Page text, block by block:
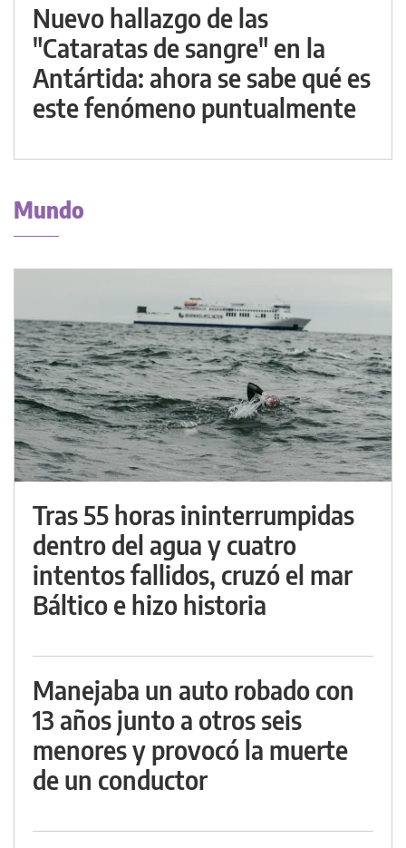
Nuevo hallazgo de las
"Cataratas de sangre" en la
Antártida: ahora se sabe qué es
este fenómeno puntualmente
Mundo
Tras 55 horas ininterrumpidas
dentro del agua y cuatro
intentos fallidos, cruzó el mar
Báltico e hizo historia
Manejaba un auto robado con
13 años junto a otros seis
menores y provocó la muerte
de un conductor